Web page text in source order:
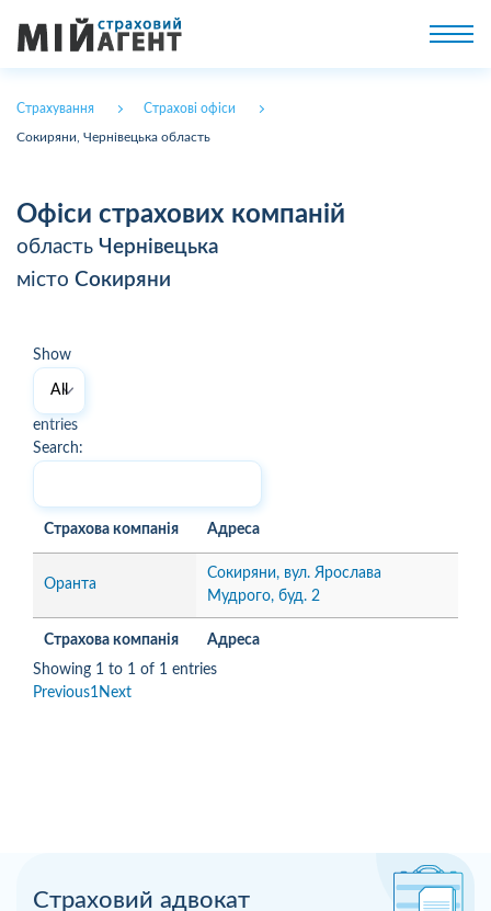
Страхування Страхові офіси
Сокиряни, Чернівецька область
Страховий адвокат
Офіси страхових компаній
область Чернівецька
місто Сокиряни
Show
entries
Search:
Страхова компанія Адреса
Страхова компанія Адреса
Оранта
Сокиряни, вул. Ярослава
Мудрого, буд. 2
Showing 1 to 1 of 1 entries
Previous1Next